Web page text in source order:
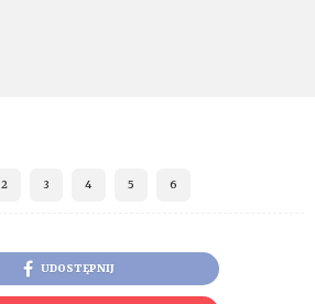
2 3 4 5 6
UDOSTĘPNIJ